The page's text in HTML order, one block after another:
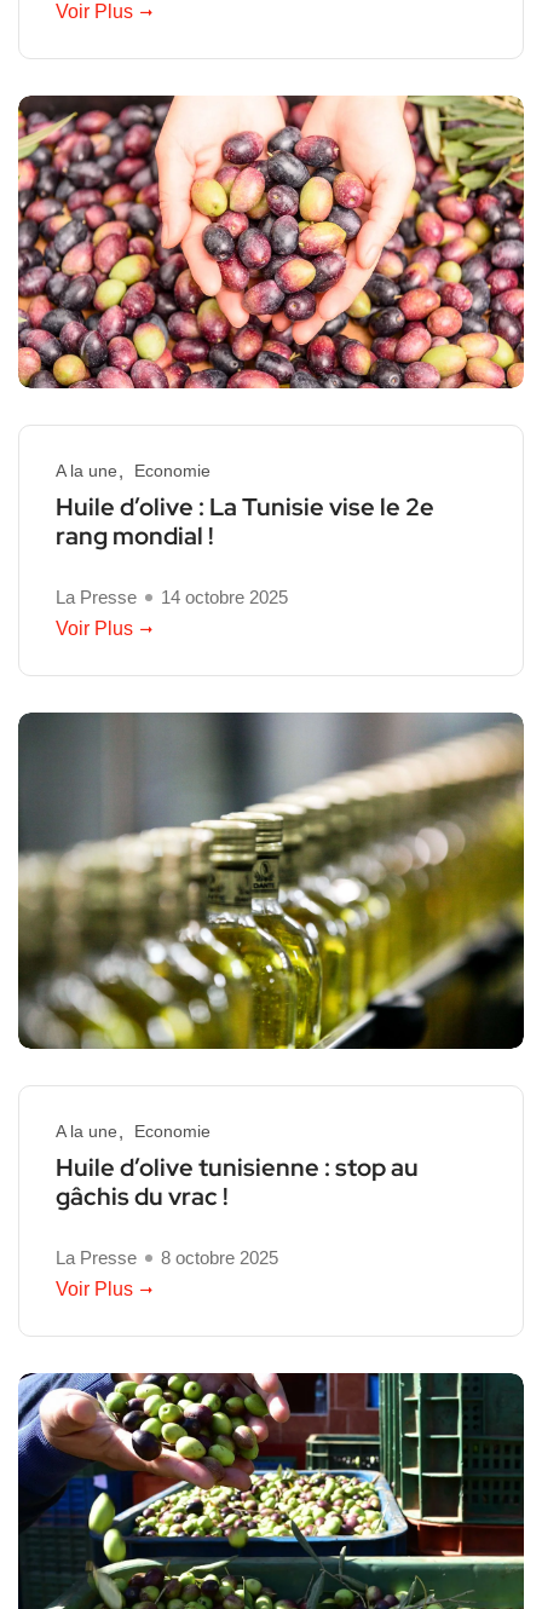
Voir Plus
A la une Economie
Huile d’olive : La Tunisie vise le 2e
rang mondial !
La Presse
14 octobre 2025
Voir Plus
A la une Economie
Huile d’olive tunisienne : stop au
gâchis du vrac !
La Presse
8 octobre 2025
Voir Plus